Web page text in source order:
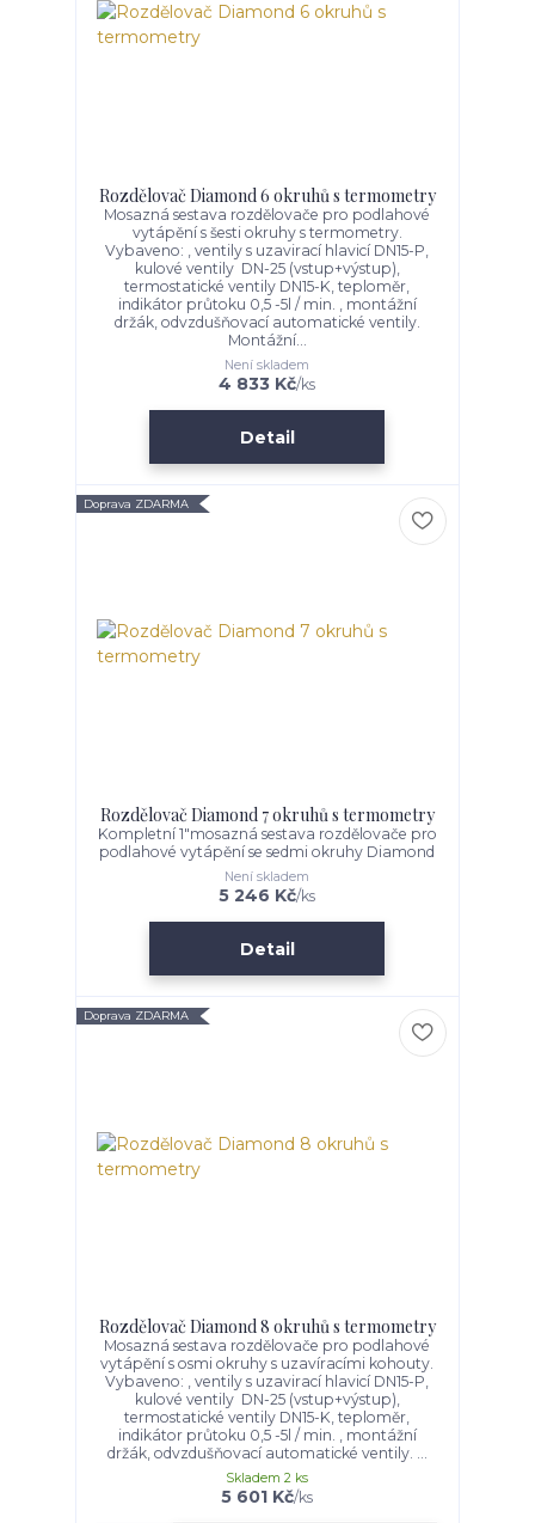
Rozdělovač Diamond 6 okruhů s termometry
Mosazná sestava rozdělovače pro podlahové
vytápění s šesti okruhy s termometry.
Vybaveno: , ventily s uzavirací hlavicí DN15-P,
kulové ventily DN-25 (vstup+výstup),
termostatické ventily DN15-K, teploměr,
indikátor průtoku 0,5 -5l / min. , montážní
držák, odvzdušňovací automatické ventily.
Montážní...
4 833 Kč/ks
Není skladem
Detail
Doprava ZDARMA
Rozdělovač Diamond 7 okruhů s termometry
Kompletní 1"mosazná sestava rozdělovače pro
podlahové vytápění se sedmi okruhy Diamond
5 246 Kč/ks
Není skladem
Detail
Doprava ZDARMA
Rozdělovač Diamond 8 okruhů s termometry
Mosazná sestava rozdělovače pro podlahové
vytápění s osmi okruhy s uzavíracími kohouty.
Vybaveno: , ventily s uzavirací hlavicí DN15-P,
kulové ventily DN-25 (vstup+výstup),
termostatické ventily DN15-K, teploměr,
indikátor průtoku 0,5 -5l / min. , montážní
držák, odvzdušňovací automatické ventily. ...
5 601 Kč/ks
Skladem 2 ks